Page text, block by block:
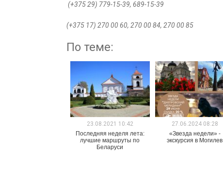
(+375 29) 779-15-39, 689-15-39
(+375 17) 270 00 60, 270 00 84, 270 00 85
По теме:
23.08.2021 10:42
Последняя неделя лета:
лучшие маршруты по
Беларуси
27.06.2024 08:28
«Звезда недели» -
экскурсия в Могилев